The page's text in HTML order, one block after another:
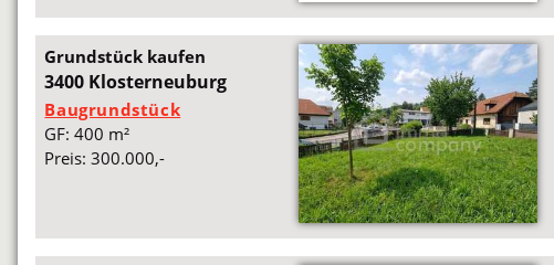
Grundstück kaufen
3400 Klosterneuburg
Baugrundstück
GF: 400 m²
Preis: 300.000,-